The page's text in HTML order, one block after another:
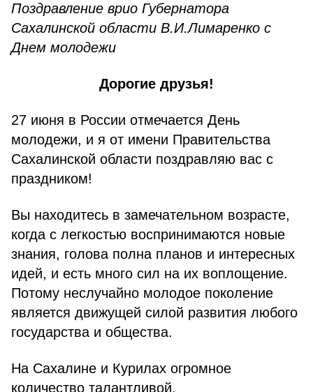
Поздравление врио Губернатора
Сахалинской области В.И.Лимаренко с
Днем молодежи
Дорогие друзья!
27 июня в России отмечается День
молодежи, и я от имени Правительства
Сахалинской области поздравляю вас с
праздником!
Вы находитесь в замечательном возрасте,
когда с легкостью воспринимаются новые
знания, голова полна планов и интересных
идей, и есть много сил на их воплощение.
Потому неслучайно молодое поколение
является движущей силой развития любого
государства и общества.
На Сахалине и Курилах огромное
количество талантливой,